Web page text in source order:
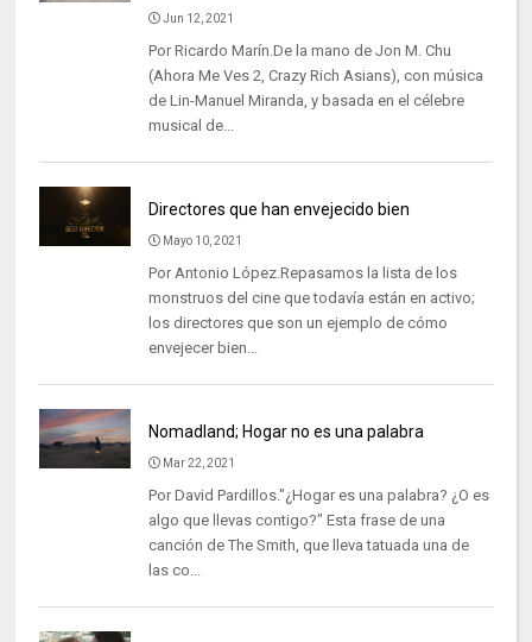
Jun 12, 2021
Por Ricardo Marín.De la mano de Jon M. Chu
(Ahora Me Ves 2, Crazy Rich Asians), con música
de Lin-Manuel Miranda, y basada en el célebre
musical de...
Directores que han envejecido bien
Mayo 10, 2021
Por Antonio López.Repasamos la lista de los
monstruos del cine que todavía están en activo;
los directores que son un ejemplo de cómo
envejecer bien...
Nomadland; Hogar no es una palabra
Mar 22, 2021
Por David Pardillos."¿Hogar es una palabra? ¿O es
algo que llevas contigo?" Esta frase de una
canción de The Smith, que lleva tatuada una de
las co...